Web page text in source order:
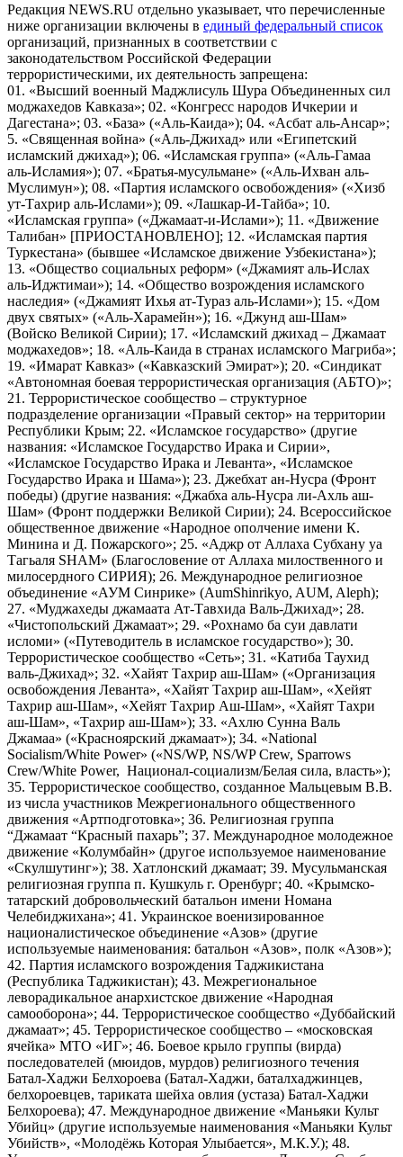
Редакция NEWS.RU отдельно указывает, что перечисленные
ниже организации включены в единый федеральный список
организаций, признанных в соответствии с
законодательством Российской Федерации
террористическими, их деятельность запрещена:
01. «Высший военный Маджлисуль Шура Объединенных сил
моджахедов Кавказа»; 02. «Конгресс народов Ичкерии и
Дагестана»; 03. «База» («Аль-Каида»); 04. «Асбат аль-Ансар»;
5. «Священная война» («Аль-Джихад» или «Египетский
исламский джихад»); 06. «Исламская группа» («Аль-Гамаа
аль-Исламия»); 07. «Братья-мусульмане» («Аль-Ихван аль-
Муслимун»); 08. «Партия исламского освобождения» («Хизб
ут-Тахрир аль-Ислами»); 09. «Лашкар-И-Тайба»; 10.
«Исламская группа» («Джамаат-и-Ислами»); 11. «Движение
Талибан» [ПРИОСТАНОВЛЕНО]; 12. «Исламская партия
Туркестана» (бывшее «Исламское движение Узбекистана»);
13. «Общество социальных реформ» («Джамият аль-Ислах
аль-Иджтимаи»); 14. «Общество возрождения исламского
наследия» («Джамият Ихья ат-Тураз аль-Ислами»); 15. «Дом
двух святых» («Аль-Харамейн»); 16. «Джунд аш-Шам»
(Войско Великой Сирии); 17. «Исламский джихад – Джамаат
моджахедов»; 18. «Аль-Каида в странах исламского Магриба»;
19. «Имарат Кавказ» («Кавказский Эмират»); 20. «Синдикат
«Автономная боевая террористическая организация (АБТО)»;
21. Террористическое сообщество – структурное
подразделение организации «Правый сектор» на территории
Республики Крым; 22. «Исламское государство» (другие
названия: «Исламское Государство Ирака и Сирии»,
«Исламское Государство Ирака и Леванта», «Исламское
Государство Ирака и Шама»); 23. Джебхат ан-Нусра (Фронт
победы) (другие названия: «Джабха аль-Нусра ли-Ахль аш-
Шам» (Фронт поддержки Великой Сирии); 24. Всероссийское
общественное движение «Народное ополчение имени К.
Минина и Д. Пожарского»; 25. «Аджр от Аллаха Субхану уа
Тагьаля SHAM» (Благословение от Аллаха милоственного и
милосердного СИРИЯ); 26. Международное религиозное
объединение «АУМ Синрике» (AumShinrikyo, AUM, Aleph);
27. «Муджахеды джамаата Ат-Тавхида Валь-Джихад»; 28.
«Чистопольский Джамаат»; 29. «Рохнамо ба суи давлати
исломи» («Путеводитель в исламское государство»); 30.
Террористическое сообщество «Сеть»; 31. «Катиба Таухид
валь-Джихад»; 32. «Хайят Тахрир аш-Шам» («Организация
освобождения Леванта», «Хайят Тахрир аш-Шам», «Хейят
Тахрир аш-Шам», «Хейят Тахрир Аш-Шам», «Хайят Тахри
аш-Шам», «Тахрир аш-Шам»); 33. «Ахлю Сунна Валь
Джамаа» («Красноярский джамаат»); 34. «National
Socialism/White Power» («NS/WP, NS/WP Crew, Sparrows
Crew/White Power, Национал-социализм/Белая сила, власть»);
35. Террористическое сообщество, созданное Мальцевым В.В.
из числа участников Межрегионального общественного
движения «Артподготовка»; 36. Религиозная группа
“Джамаат “Красный пахарь”; 37. Международное молодежное
движение «Колумбайн» (другое используемое наименование
«Скулшутинг»); 38. Хатлонский джамаат; 39. Мусульманская
религиозная группа п. Кушкуль г. Оренбург; 40. «Крымско-
татарский добровольческий батальон имени Номана
Челебиджихана»; 41. Украинское военизированное
националистическое объединение «Азов» (другие
используемые наименования: батальон «Азов», полк «Азов»);
42. Партия исламского возрождения Таджикистана
(Республика Таджикистан); 43. Межрегиональное
леворадикальное анархистское движение «Народная
самооборона»; 44. Террористическое сообщество «Дуббайский
джамаат»; 45. Террористическое сообщество – «московская
ячейка» МТО «ИГ»; 46. Боевое крыло группы (вирда)
последователей (мюидов, мурдов) религиозного течения
Батал-Хаджи Белхороева (Батал-Хаджи, баталхаджинцев,
белхороевцев, тариката шейха овлия (устаза) Батал-Хаджи
Белхороева); 47. Международное движение «Маньяки Культ
Убийц» (другие используемые наименования «Маньяки Культ
Убийств», «Молодёжь Которая Улыбается», М.К.У.); 48.